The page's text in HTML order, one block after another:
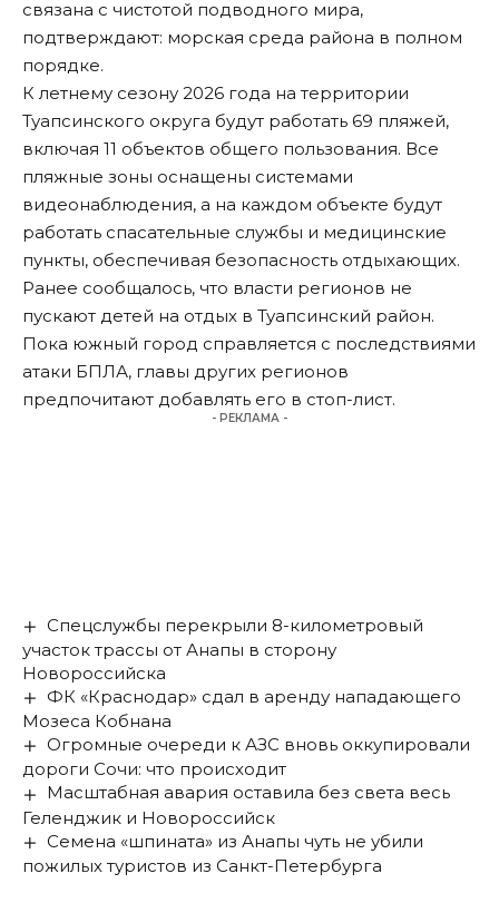
связана с чистотой подводного мира,
подтверждают: морская среда района в полном
порядке.
К летнему сезону 2026 года на территории
Туапсинского округа будут работать 69 пляжей,
включая 11 объектов общего пользования. Все
пляжные зоны оснащены системами
видеонаблюдения, а на каждом объекте будут
работать спасательные службы и медицинские
пункты, обеспечивая безопасность отдыхающих.
Ранее сообщалось, что власти регионов не
пускают детей на отдых в Туапсинский район.
Пока южный город справляется с последствиями
атаки БПЛА, главы других регионов
предпочитают добавлять его в стоп-лист.
- РЕКЛАМА -
Спецслужбы перекрыли 8-километровый
участок трассы от Анапы в сторону
Новороссийска
ФК «Краснодар» сдал в аренду нападающего
Мозеса Кобнана
Огромные очереди к АЗС вновь оккупировали
дороги Сочи: что происходит
Масштабная авария оставила без света весь
Геленджик и Новороссийск
Семена «шпината» из Анапы чуть не убили
пожилых туристов из Санкт-Петербурга